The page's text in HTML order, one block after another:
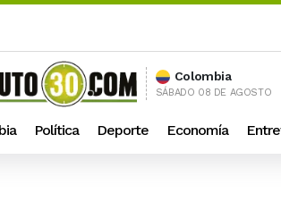
Colombia
SÁBADO 08 DE AGOSTO
Política Deporte Economía